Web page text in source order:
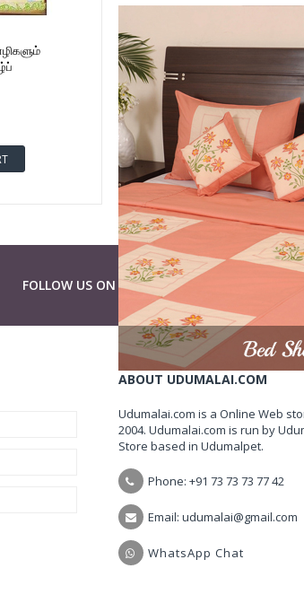
FOLLOW US ON
ABOUT UDUMALAI.COM
Udumalai.com is a Online Web
2004. Udumalai.com is run by
Store based in Udumalpet.
Phone: +91 73 73 73 77 42
Email: udumalai@gmail.com
WhatsApp Chat